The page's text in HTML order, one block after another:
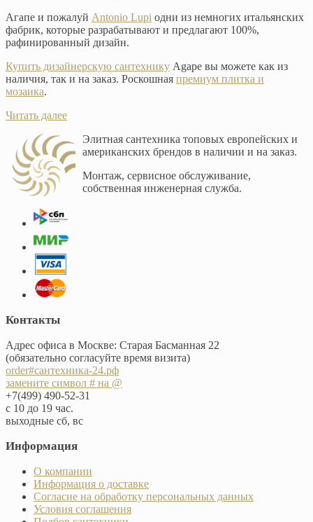
Агапе и пожалуй Antonio Lupi одни из немногих итальянских
фабрик, которые разрабатывают и предлагают 100%,
рафинированный дизайн.
Купить дизайнерскую сантехнику Agape вы можете как из
наличия, так и на заказ. Роскошная премиум плитка и
мозаика.
Читать далее
Элитная сантехника топовых европейских и
американских брендов в наличии и на заказ.
Монтаж, сервисное обслуживание,
собственная инженерная служба.
Контакты
Адрес офиса в Москве: Старая Басманная 22
(обязательно согласуйте время визита)
order#сантехника-24.рф
замените символ # на @
+7(499) 490-52-31
с 10 до 19 час.
выходные сб, вс
Информация
О компании
Информация о доставке
Согласие на обработку персональных данных
Условия соглашения